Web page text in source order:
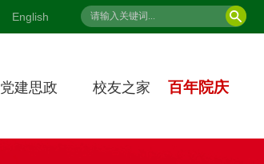
English
党建思政 校友之家 百年院庆